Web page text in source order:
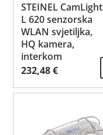
STEINEL CamLight
L 620 senzorska
WLAN svjetiljka,
HQ kamera,
interkom
232,48€